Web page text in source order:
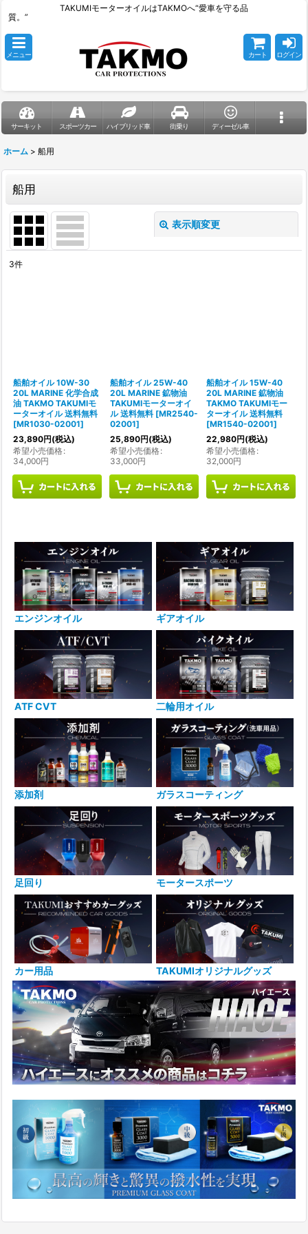
TAKUMIモーターオイルはTAKMOへ“愛車を守る品
質。”
メニュー カート ログイン
サーキット スポーツカー ハイブリッド車 街乗り ディーゼル車
ホーム > 船用
船用
表示順変更
閉じる
3件
船舶オイル 10W-30
20L MARINE 化学合成
油 TAKMO TAKUMIモ
ーターオイル 送料無料
[MR1030-02001]
23,890円(税込)
希望小売価格:
34,000円
船舶オイル 25W-40
20L MARINE 鉱物油
TAKUMIモーターオイ
ル 送料無料 [MR2540-
02001]
25,890円(税込)
希望小売価格:
33,000円
船舶オイル 15W-40
20L MARINE 鉱物油
TAKMO TAKUMIモー
ターオイル 送料無料
[MR1540-02001]
22,980円(税込)
希望小売価格:
32,000円
エンジンオイル ギアオイル
ATF CVT 二輪用オイル
添加剤 ガラスコーティング
足回り モータースポーツ
カー用品 TAKUMIオリジナルグッズ